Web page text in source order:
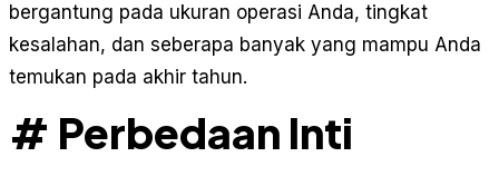
bergantung pada ukuran operasi Anda, tingkat
kesalahan, dan seberapa banyak yang mampu Anda
temukan pada akhir tahun.
# Perbedaan Inti